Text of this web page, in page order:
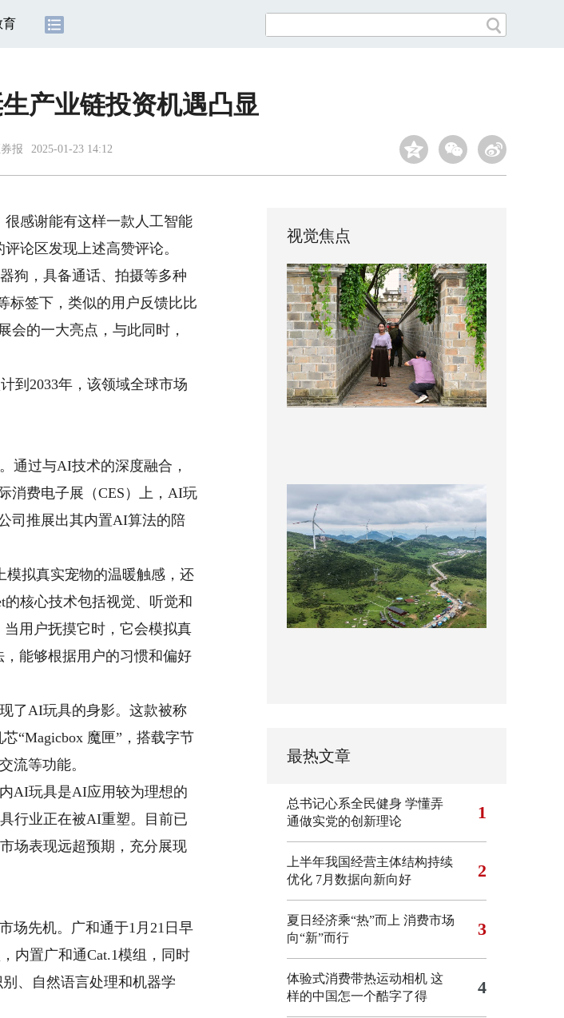
育
产业链投资机遇凸显
报 2025-01-23 14:12
感谢能有这样一款人工智能
论区发现上述高赞评论。
狗，具备通话、拍摄等多种
标签下，类似的用户反馈比比
会的一大亮点，与此同时，
2033年，该领域全球市场
过与AI技术的深度融合，
消费电子展（CES）上，AI玩
司推展出其内置AI算法的陪
拟真实宠物的温暖触感，还
核心技术包括视觉、听觉和
用户抚摸它时，它会模拟真
能够根据用户的习惯和偏好
了AI玩具的身影。这款被称
“Magicbox 魔匣”，搭载字节
流等功能。
AI玩具是AI应用较为理想的
行业正在被AI重塑。目前已
场表现远超预期，充分展现
先机。广和通于1月21日早
内置广和通Cat.1模组，同时
、自然语言处理和机器学
视觉焦点
最热文章
总书记心系全民健身 学懂弄
通做实党的创新理论
1
上半年我国经营主体结构持续
优化 7月数据向新向好 2
夏日经济乘“热”而上 消费市场
向“新”而行
3
体验式消费带热运动相机 这
样的中国怎一个酷字了得
4